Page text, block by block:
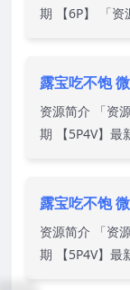
期 【6P】 「资
露宝吃不饱
资源简介 「资
期 【5P4V】最
露宝吃不饱
资源简介 「资
期 【5P4V】最